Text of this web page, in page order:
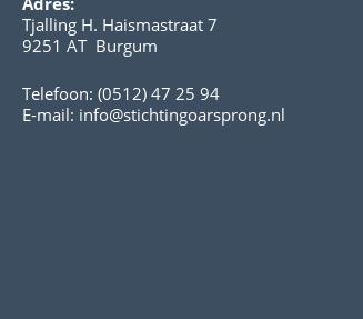
Tjalling H. Haismastraat 7
9251 AT Burgum
Telefoon: (0512) 47 25 94
E-mail: info@stichtingoarsprong.nl